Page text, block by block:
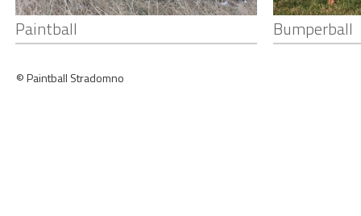
Paintball Bumperball
© Paintball Stradomno